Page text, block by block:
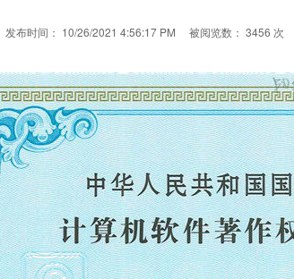
发布时间： 10/26/2021 4:56:17 PM 被阅览数： 3456 次